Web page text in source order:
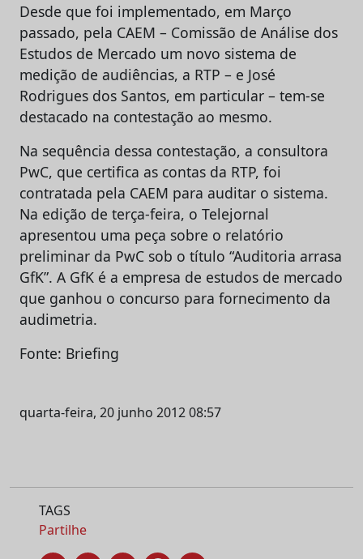
Desde que foi implementado, em Março
passado, pela CAEM – Comissão de Análise dos
Estudos de Mercado um novo sistema de
medição de audiências, a RTP – e José
Rodrigues dos Santos, em particular – tem-se
destacado na contestação ao mesmo.
Na sequência dessa contestação, a consultora
PwC, que certifica as contas da RTP, foi
contratada pela CAEM para auditar o sistema.
Na edição de terça-feira, o Telejornal
apresentou uma peça sobre o relatório
preliminar da PwC sob o título “Auditoria arrasa
GfK”. A GfK é a empresa de estudos de mercado
que ganhou o concurso para fornecimento da
audimetria.
Fonte: Briefing
quarta-feira, 20 junho 2012 08:57
TAGS
Partilhe